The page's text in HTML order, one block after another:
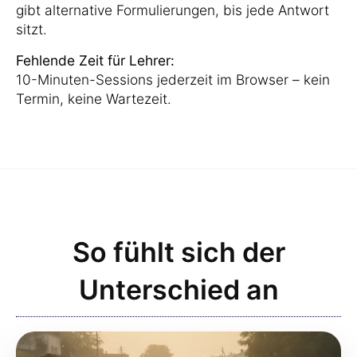
gibt alternative Formulierungen, bis jede Antwort
sitzt.
Fehlende Zeit für Lehrer:
10-Minuten-Sessions jederzeit im Browser – kein
Termin, keine Wartezeit.
So fühlt sich der
Unterschied an